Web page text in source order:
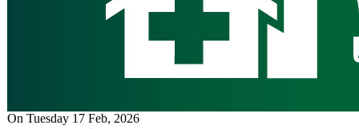
On Tuesday 17 Feb, 2026